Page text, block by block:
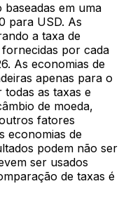
em uma
para USD. As
a taxa de
por cada
As economias de
apenas para o
as taxas e
de moeda,
fatores
economias de
podem não ser
ser usados
de taxas é